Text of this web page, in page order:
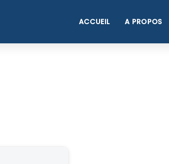
ACCUEIL A PROPOS